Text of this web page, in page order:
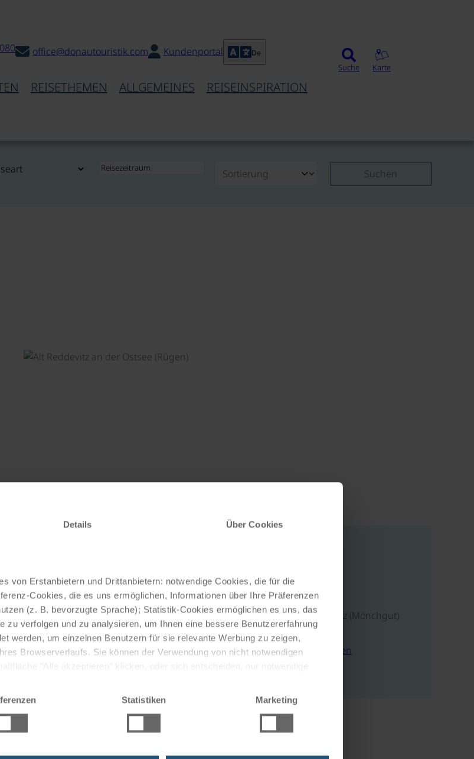
Details Über Cookies
von Erstanbietern und Drittanbietern: notwendige Cookies, die für die
Cookies, die es uns ermöglichen, Informationen über Ihre Präferenzen
(z. B. bevorzugte Sprache); Statistik-Cookies ermöglichen es uns, das
zu verfolgen und zu analysieren, um Ihnen eine bessere Benutzererfahrung
werden, um einzelnen Benutzern für sie relevante Werbung zu zeigen,
Browserverlaufs. Sie können der Verwendung von nicht notwendigen
Statistiken Marketing
office@donautouristik.com Kundenportal De
REISETHEMEN ALLGEMEINES REISEINSPIRATION
Suche Karte
Suchen
Adresse
Alt Reddevitz 23a
18586 Alt Reddevitz (Mönchgut)
Deutschland
E-Mail schreiben